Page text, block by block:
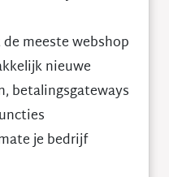
meeste webshop
nieuwe
betalingsgateways
je bedrijf